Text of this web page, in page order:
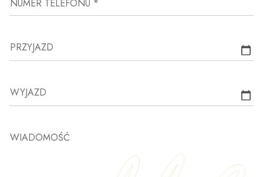
NUMER TELEFONU *
PRZYJAZD
WYJAZD
WIADOMOŚĆ